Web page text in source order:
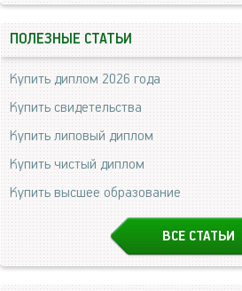
ПОЛЕЗНЫЕ СТАТЬИ
Купить диплом 2026 года
Купить свидетельства
Купить липовый диплом
Купить чистый диплом
Купить высшее образование
ВСЕ СТАТЬИ